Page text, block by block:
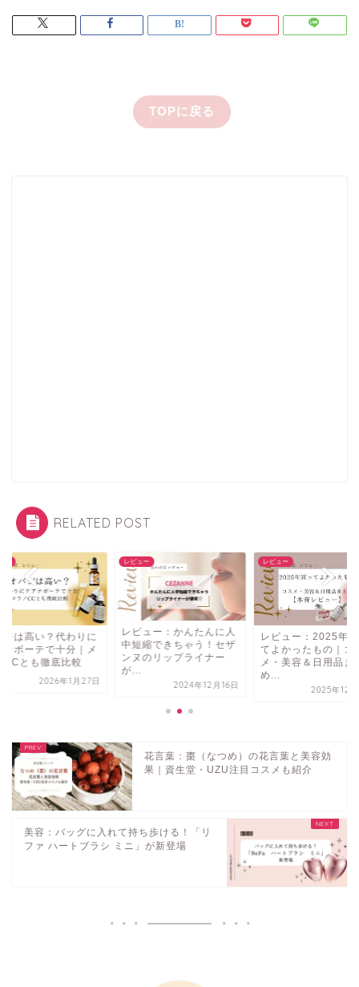
TOPに戻る
RELATED POST
ジは高い？代わりに
ナボーテで十分｜メ
CCとも徹底比較
2026年1月27日
レビュー
レビュー：かんたんに人
中短縮できちゃう！セザ
ンヌのリップライナー
が...
2024年12月16日
レビュー
レビュー：2025年
てよかったもの｜コ
メ・美容＆日用品ま
め...
2025年12
花言葉：棗（なつめ）の花言葉と美容効
果｜資生堂・UZU注目コスメも紹介
美容：バッグに入れて持ち歩ける！「リ
ファ ハートブラシ ミニ」が新登場